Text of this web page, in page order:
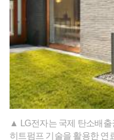
▲ LG전자는 국제 탄소배
히트펌프 기술을 활용한 연